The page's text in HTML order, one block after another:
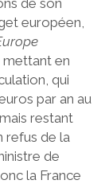
européen,
en
qui
par an au
restant
refus de la
de
la France